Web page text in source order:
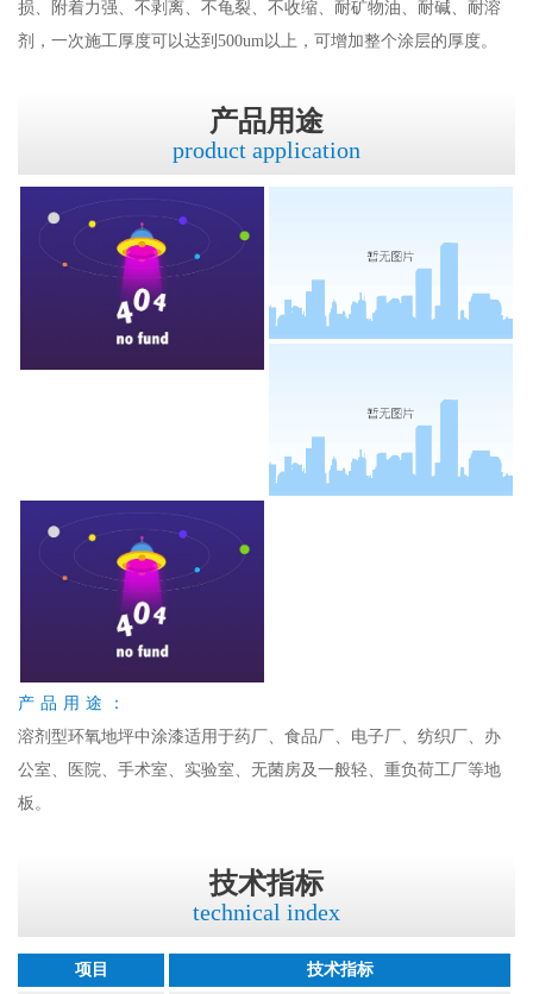
损、附着力强、不剥离、不龟裂、不收缩、耐矿物油、耐碱、耐溶
剂，一次施工厚度可以达到500um以上，可增加整个涂层的厚度。
产品用途
product application
产品用途：
溶剂型环氧地坪中涂漆适用于药厂、食品厂、电子厂、纺织厂、办
公室、医院、手术室、实验室、无菌房及一般轻、重负荷工厂等地
板。
技术指标
technical index
项目 技术指标